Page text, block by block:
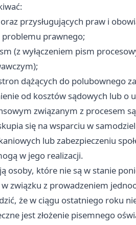
przysługujących praw i
prawnego;
(z wyłączeniem pism
dążących do polubownego
od kosztów sądowych lub o
związanym z procesem
się na wsparciu w
lub zabezpieczeniu
w jego realizacji.
osoby, które nie są w stanie
związku z prowadzeniem
że w ciągu ostatniego roku
jest złożenie pisemnego